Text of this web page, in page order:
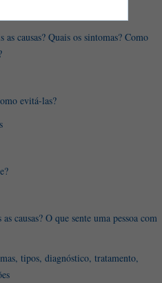
Como evitar?
as causas? Quais os sintomas? Como
evitá-las?
causas? O que sente uma pessoa com
tipos, diagnóstico, tratamento,